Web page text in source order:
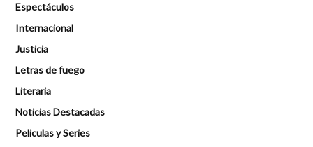
Espectáculos
Internacional
Justicia
Letras de fuego
Literaria
Noticias Destacadas
Peliculas y Series